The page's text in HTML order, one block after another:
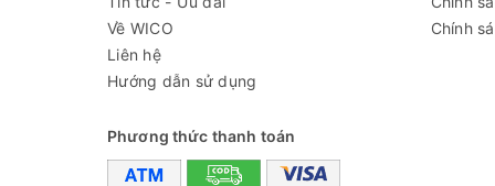
Tủ
Về WICO
Liên hệ
Hướng dẫn sử dụng
Chính
Phương thức thanh toán